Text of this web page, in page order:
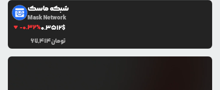
شبکه ماسک
Mask Network
-0.32%0.3512$
67,414تومان